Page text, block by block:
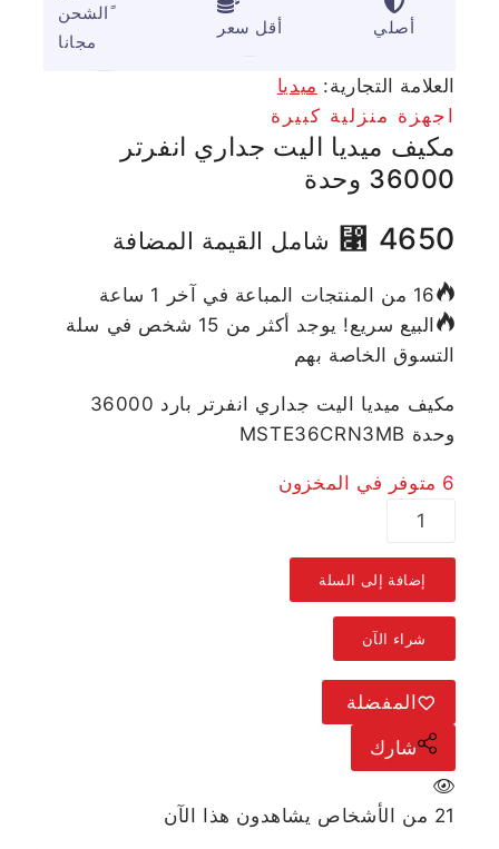
أصلي أقل سعر
ًالشحن
مجانا
العلامة التجارية: ميديا
اجهزة منزلية كبيرة
مكيف ميديا اليت جداري انفرتر
36000 وحدة
⃁ 4650 شامل القيمة المضافة
16 من المنتجات المباعة في آخر 1 ساعة
البيع سريع! يوجد أكثر من 15 شخص في سلة
التسوق الخاصة بهم
مكيف ميديا اليت جداري انفرتر بارد 36000
وحدة MSTE36CRN3MB
6 متوفر في المخزون
إضافة إلى السلة
شراء الآن
المفضلة
شارك
21 من الأشخاص يشاهدون هذا الآن